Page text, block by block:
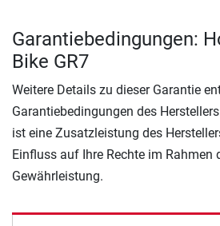
Garantiebedingungen:
Bike GR7
Weitere Details zu dieser Garantie
Garantiebedingungen des
ist eine Zusatzleistung des
Einfluss auf Ihre Rechte im Rahmen
Gewährleistung.